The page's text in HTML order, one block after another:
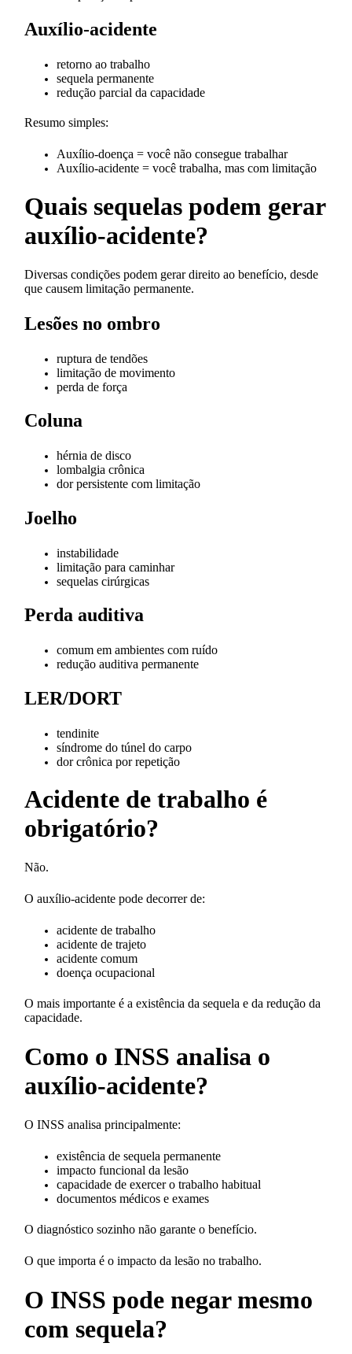
Auxílio-acidente
retorno ao trabalho
sequela permanente
redução parcial da capacidade
Resumo simples:
Auxílio-doença = você não consegue trabalhar
Auxílio-acidente = você trabalha, mas com limitação
Quais sequelas podem gerar
auxílio-acidente?
Diversas condições podem gerar direito ao benefício, desde
que causem limitação permanente.
Lesões no ombro
ruptura de tendões
limitação de movimento
perda de força
Coluna
hérnia de disco
lombalgia crônica
dor persistente com limitação
Joelho
instabilidade
limitação para caminhar
sequelas cirúrgicas
Perda auditiva
comum em ambientes com ruído
redução auditiva permanente
LER/DORT
tendinite
síndrome do túnel do carpo
dor crônica por repetição
Acidente de trabalho é
obrigatório?
Não.
O auxílio-acidente pode decorrer de:
acidente de trabalho
acidente de trajeto
acidente comum
doença ocupacional
O mais importante é a existência da sequela e da redução da
capacidade.
Como o INSS analisa o
auxílio-acidente?
O INSS analisa principalmente:
existência de sequela permanente
impacto funcional da lesão
capacidade de exercer o trabalho habitual
documentos médicos e exames
O diagnóstico sozinho não garante o benefício.
O que importa é o impacto da lesão no trabalho.
O INSS pode negar mesmo
com sequela?